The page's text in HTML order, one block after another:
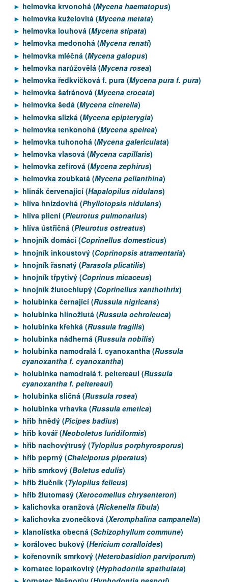
helmovka krvonohá (Mycena haematopus)
helmovka kuželovitá (Mycena metata)
helmovka louhová (Mycena stipata)
helmovka medonohá (Mycena renati)
helmovka mléčná (Mycena galopus)
helmovka narůžovělá (Mycena rosea)
helmovka ředkvičková f. pura (Mycena pura f. pura)
helmovka šafránová (Mycena crocata)
helmovka šedá (Mycena cinerella)
helmovka slizká (Mycena epipterygia)
helmovka tenkonohá (Mycena speirea)
helmovka tuhonohá (Mycena galericulata)
helmovka vlasová (Mycena capillaris)
helmovka zefírová (Mycena zephirus)
helmovka zoubkatá (Mycena pelianthina)
hlinák červenající (Hapalopilus nidulans)
hlíva hnízdovitá (Phyllotopsis nidulans)
hlíva plicní (Pleurotus pulmonarius)
hlíva ústřičná (Pleurotus ostreatus)
hnojník domácí (Coprinellus domesticus)
hnojník inkoustový (Coprinopsis atramentaria)
hnojník řasnatý (Parasola plicatilis)
hnojník třpytivý (Coprinus micaceus)
hnojník žlutochlupý (Coprinellus xanthothrix)
holubinka černající (Russula nigricans)
holubinka hlínožlutá (Russula ochroleuca)
holubinka křehká (Russula fragilis)
holubinka nádherná (Russula nobilis)
holubinka namodralá f. cyanoxantha (Russula
cyanoxantha f. cyanoxantha)
holubinka namodralá f. peltereaui (Russula
cyanoxantha f. peltereaui)
holubinka sličná (Russula rosea)
holubinka vrhavka (Russula emetica)
hřib hnědý (Picipes badius)
hřib kovář (Neoboletus luridiformis)
hřib nachovýtrusý (Tylopilus porphyrosporus)
hřib peprný (Chalciporus piperatus)
hřib smrkový (Boletus edulis)
hřib žlučník (Tylopilus felleus)
hřib žlutomasý (Xerocomellus chrysenteron)
kalichovka oranžová (Rickenella fibula)
kalichovka zvonečková (Xeromphalina campanella)
klanolístka obecná (Schizophyllum commune)
korálovec bukový (Hericium coralloides)
kořenovník smrkový (Heterobasidion parviporum)
kornatec lopatkovitý (Hyphodontia spathulata)